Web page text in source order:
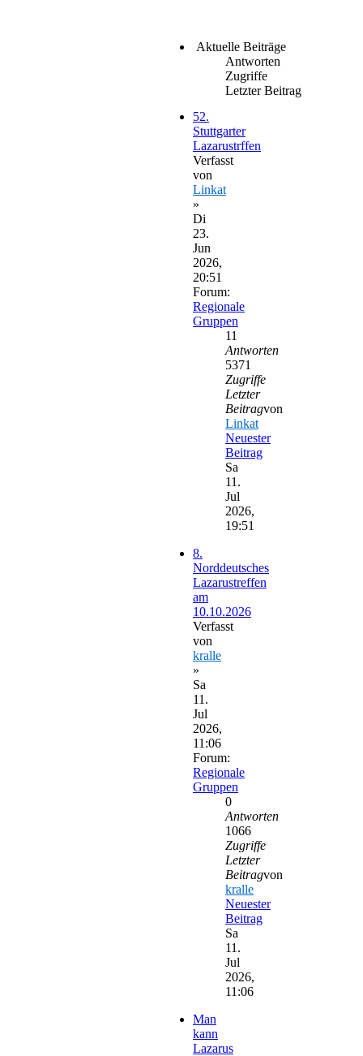
Aktuelle Beiträge
Antworten
Zugriffe
Letzter Beitrag
52.
Stuttgarter
Lazarustrffen
Verfasst
von
Linkat
»
Di
23.
Jun
2026,
20:51
Forum:
Regionale
Gruppen
11
Antworten
5371
Zugriffe
Letzter
Beitragvon
Linkat
Neuester
Beitrag
Sa
11.
Jul
2026,
19:51
8.
Norddeutsches
Lazarustreffen
am
10.10.2026
Verfasst
von
kralle
»
Sa
11.
Jul
2026,
11:06
Forum:
Regionale
Gruppen
0
Antworten
1066
Zugriffe
Letzter
Beitragvon
kralle
Neuester
Beitrag
Sa
11.
Jul
2026,
11:06
Man
kann
Lazarus